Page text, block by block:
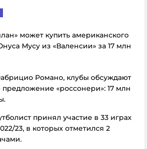
может купить американского
Мусу из «Валенсии» за 17 млн
Романо, клубы обсуждают
предложение «россонери»: 17 млн
принял участие в 33 играх
23, в которых отметился 2